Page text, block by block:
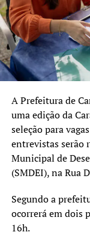
A Prefeitura de
uma edição da
seleção para
entrevistas serão
Municipal de
(SMDEI), na Rua
Segundo a
ocorrerá em dois
16h.